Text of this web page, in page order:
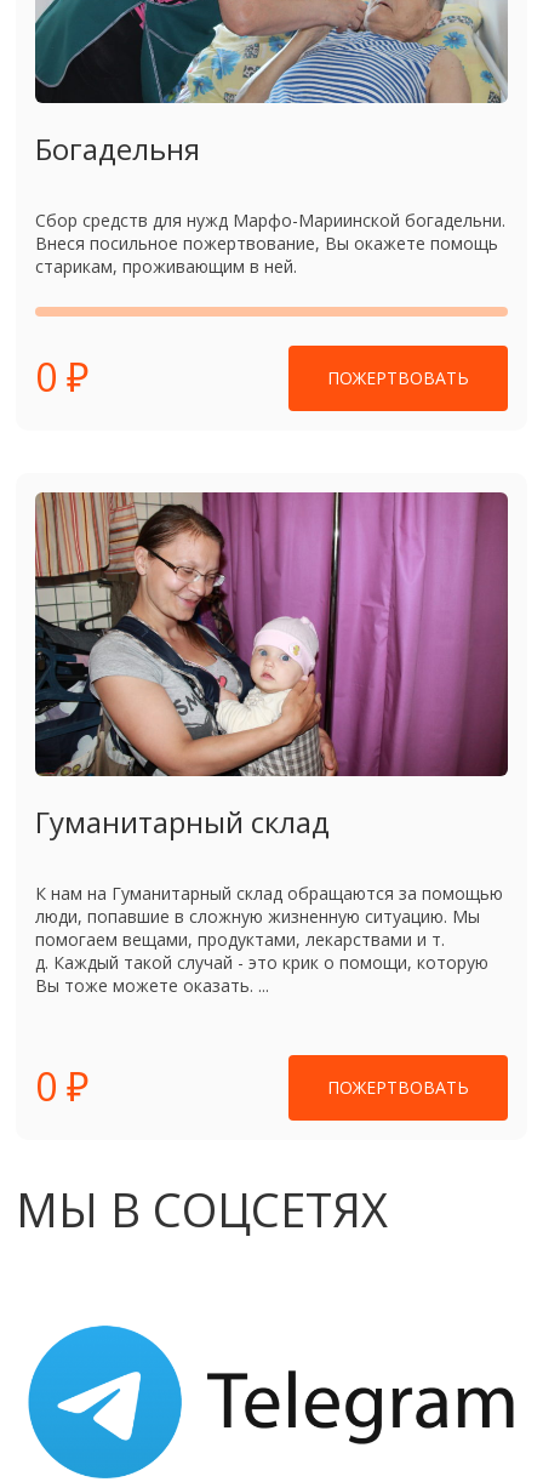
Богадельня
Сбор средств для нужд Марфо-Мариинской богадельни.
Внеся посильное пожертвование, Вы окажете помощь
старикам, проживающим в ней.
0 ₽ ПОЖЕРТВОВАТЬ
Гуманитарный склад
К нам на Гуманитарный склад обращаются за помощью
люди, попавшие в сложную жизненную ситуацию. Мы
помогаем вещами, продуктами, лекарствами и т.
д. Каждый такой случай - это крик о помощи, которую
Вы тоже можете оказать. ...
0 ₽ ПОЖЕРТВОВАТЬ
МЫ В СОЦСЕТЯХ